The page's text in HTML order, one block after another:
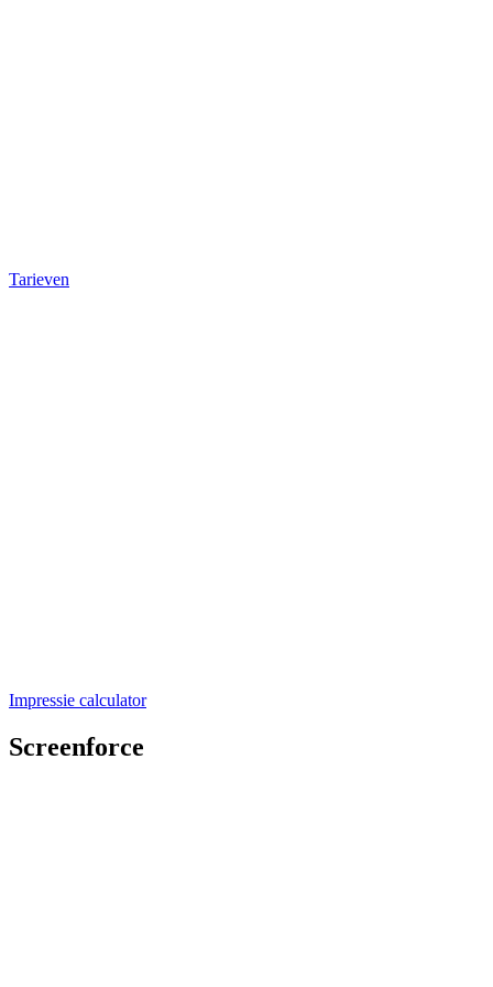
Tarieven
Impressie calculator
Screenforce